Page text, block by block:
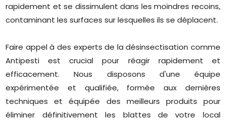
rapidement et se dissimulent dans les moindres recoins,
contaminant les surfaces sur lesquelles ils se déplacent.
Faire appel à des experts de la désinsectisation comme
Antipesti est crucial pour réagir rapidement et
efficacement. Nous disposons d'une équipe
expérimentée et qualifiée, formée aux dernières
techniques et équipée des meilleurs produits pour
éliminer définitivement les blattes de votre local